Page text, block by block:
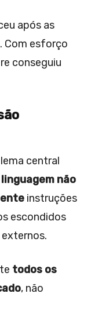
após as
Com esforço
conseguiu
central
não
instruções
escondidos
todos os
, não